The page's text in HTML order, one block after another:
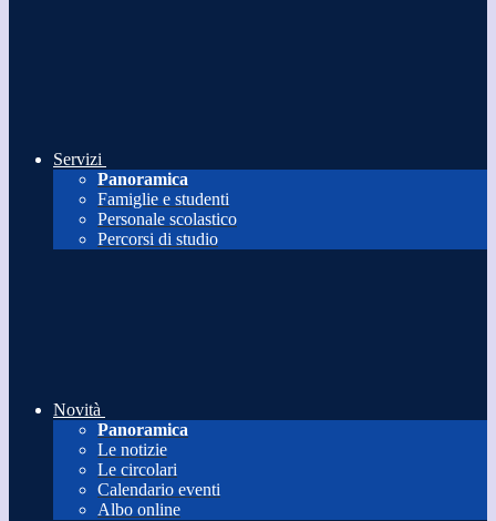
Servizi
Panoramica
Famiglie e studenti
Personale scolastico
Percorsi di studio
Novità
Panoramica
Le notizie
Le circolari
Calendario eventi
Albo online